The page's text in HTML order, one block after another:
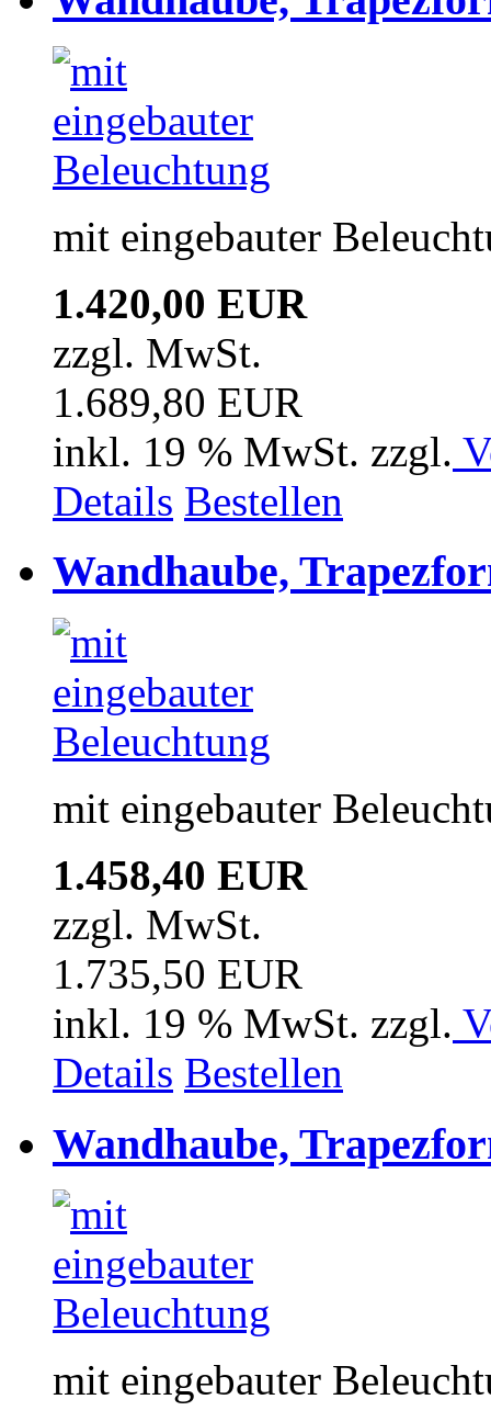
mit eingebauter
1.420,00 EUR
zzgl. MwSt.
1.689,80 EUR
inkl. 19 % MwSt. zzgl.
Details Bestellen
Wandhaube,
mit eingebauter
1.458,40 EUR
zzgl. MwSt.
1.735,50 EUR
inkl. 19 % MwSt. zzgl.
Details Bestellen
Wandhaube,
mit eingebauter